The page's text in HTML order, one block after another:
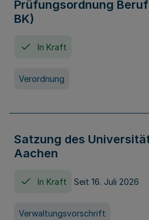
Prüfungsordnung
BK)
In Kraft
Verordnung
Satzung des
Aachen
In Kraft Seit 16. Juli 2026
Verwaltungsvorschrift